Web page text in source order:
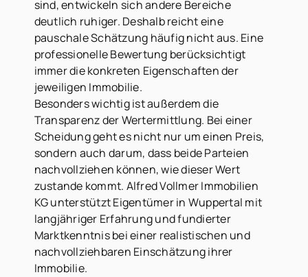
sind, entwickeln sich andere Bereiche
deutlich ruhiger. Deshalb reicht eine
pauschale Schätzung häufig nicht aus. Eine
professionelle Bewertung berücksichtigt
immer die konkreten Eigenschaften der
jeweiligen Immobilie.
Besonders wichtig ist außerdem die
Transparenz der Wertermittlung. Bei einer
Scheidung geht es nicht nur um einen Preis,
sondern auch darum, dass beide Parteien
nachvollziehen können, wie dieser Wert
zustande kommt. Alfred Vollmer Immobilien
KG unterstützt Eigentümer in Wuppertal mit
langjähriger Erfahrung und fundierter
Marktkenntnis bei einer realistischen und
nachvollziehbaren Einschätzung ihrer
Immobilie.